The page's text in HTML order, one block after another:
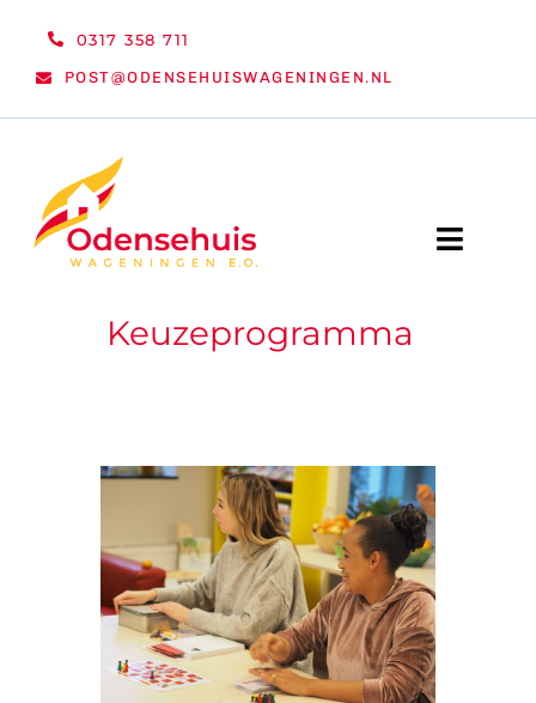
0317 358 711
POST@ODENSEHUISWAGENINGEN.NL
Toggle
WELKOM
VRIJWILLIGERS & STAGIAIRES
Keuzeprogramma